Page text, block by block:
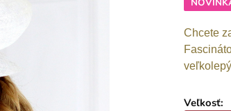
Chcete
Veľkosť: